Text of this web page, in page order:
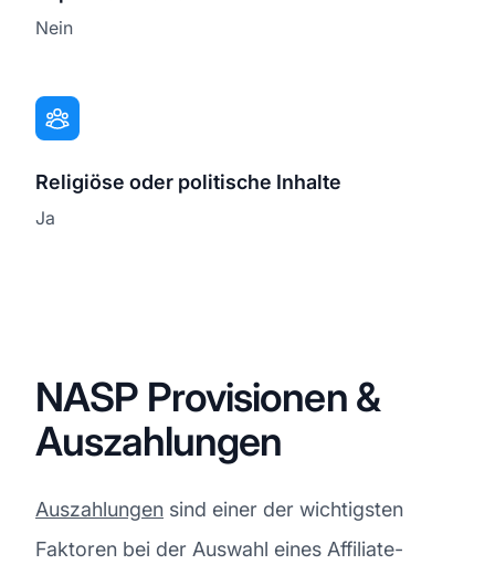
Nein
Religiöse oder politische Inhalte
Ja
NASP Provisionen &
Auszahlungen
Auszahlungen sind einer der wichtigsten
Faktoren bei der Auswahl eines Affiliate-